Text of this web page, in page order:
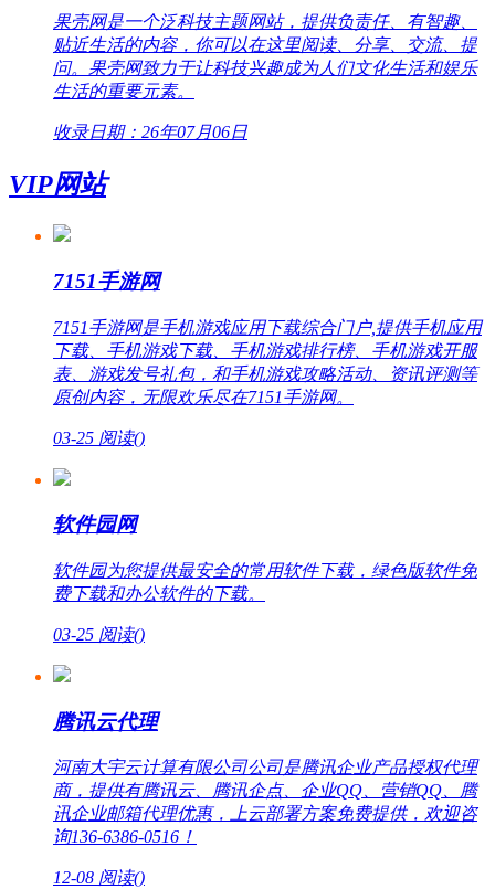
果壳网是一个泛科技主题网站，提供负责任、有智趣、
贴近生活的内容，你可以在这里阅读、分享、交流、提
问。果壳网致力于让科技兴趣成为人们文化生活和娱乐
生活的重要元素。
收录日期：26年07月06日
VIP网站
7151手游网
7151手游网是手机游戏应用下载综合门户,提供手机应用
下载、手机游戏下载、手机游戏排行榜、手机游戏开服
表、游戏发号礼包，和手机游戏攻略活动、资讯评测等
原创内容，无限欢乐尽在7151手游网。
03-25 阅读()
软件园网
软件园为您提供最安全的常用软件下载，绿色版软件免
费下载和办公软件的下载。
03-25 阅读()
腾讯云代理
河南大宇云计算有限公司公司是腾讯企业产品授权代理
商，提供有腾讯云、腾讯企点、企业QQ、营销QQ、腾
讯企业邮箱代理优惠，上云部署方案免费提供，欢迎咨
询136-6386-0516！
12-08 阅读()